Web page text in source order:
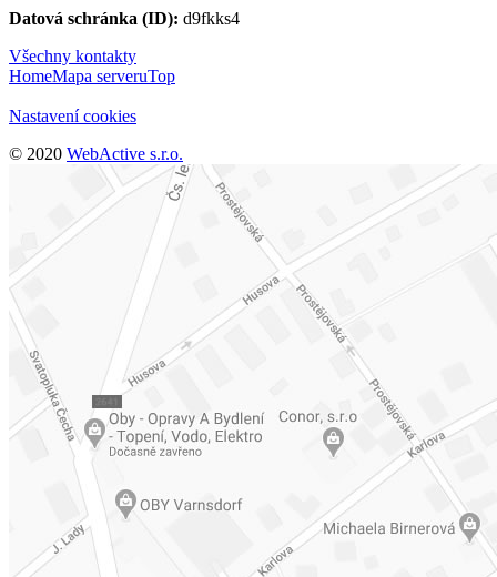
Datová schránka (ID): d9fkks4
Všechny kontakty
HomeMapa serveruTop
Nastavení cookies
© 2020 WebActive s.r.o.